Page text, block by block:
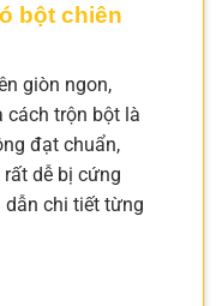
bột chiên
giòn ngon,
cách trộn bột là
đạt chuẩn,
dễ bị cứng
dẫn chi tiết từng